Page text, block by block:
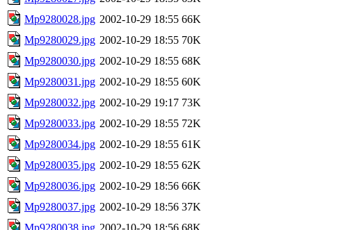
Mp9280028.jpg 2002-10-29 18:55 66K
Mp9280029.jpg 2002-10-29 18:55 70K
Mp9280030.jpg 2002-10-29 18:55 68K
Mp9280031.jpg 2002-10-29 18:55 60K
Mp9280032.jpg 2002-10-29 19:17 73K
Mp9280033.jpg 2002-10-29 18:55 72K
Mp9280034.jpg 2002-10-29 18:55 61K
Mp9280035.jpg 2002-10-29 18:55 62K
Mp9280036.jpg 2002-10-29 18:56 66K
Mp9280037.jpg 2002-10-29 18:56 37K
Mp9280038.jpg 2002-10-29 18:56 68K